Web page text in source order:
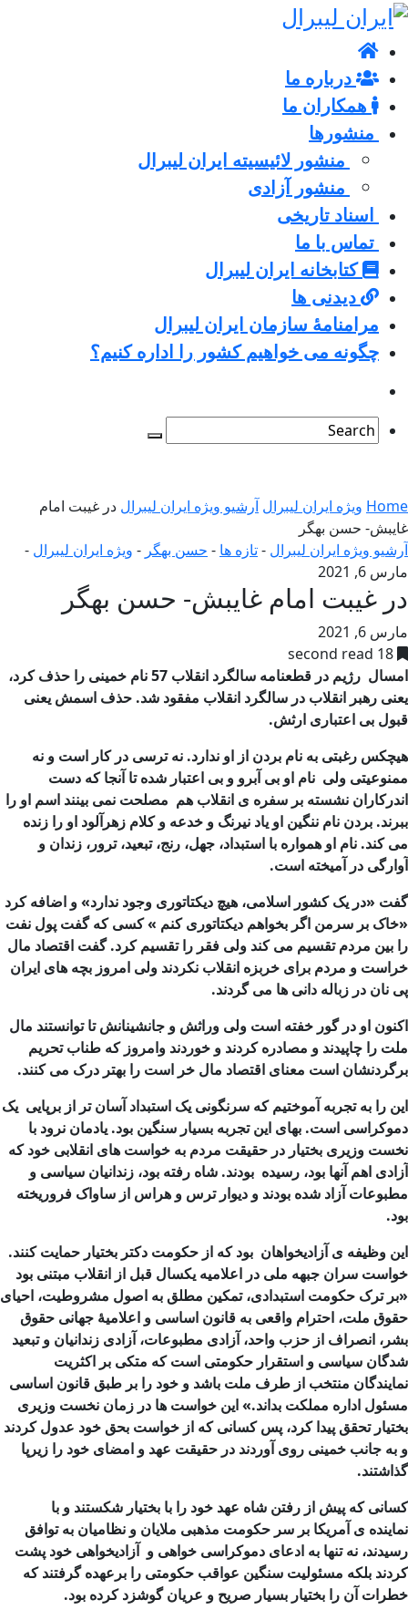
درباره ما
همکاران ما
منشورها
منشور لائیسیته ایران لیبرال
منشور آزادی
اسناد تاریخی
تماس با ما
کتابخانه ایران لیبرال
دیدنی ها
مرامنامۀ سازمان ایران لیبرال
چگونه می خواهیم کشور را اداره کنیم؟
Home ویژه ایران لیبرال آرشیو ویژه ایران لیبرال در غیبت امام
غایبش- حسن بهگر
آرشیو ویژه ایران لیبرال -تازه ها - حسن بهگر - ویژه ایران لیبرال -
مارس 6, 2021
در غیبت امام غایبش- حسن بهگر
مارس 6, 2021
18 second read
امسال رژیم در قطعنامه سالگرد انقلاب 57 نام خمینی را حذف کرد،
یعنی رهبر انقلاب در سالگرد انقلاب مفقود شد. حذف اسمش یعنی
قبول بی اعتباری ارثش.
هیچکس رغبتی به نام بردن از او ندارد. نه ترسی در کار است و نه
ممنوعیتی ولی نام او بی آبرو و بی اعتبار شده تا آنجا که دست
اندرکاران نشسته بر سفره ی انقلاب هم مصلحت نمی بینند اسم او را
ببرند. بردن نام ننگین او یاد نیرنگ و خدعه و کلام زهرآلود او را زنده
می کند. نام او همواره با استبداد، جهل، رنج، تبعید، ترور، زندان و
آوارگی در آمیخته است.
گفت «در یک کشور اسلامی، هیچ دیکتاتوری وجود ندارد» و اضافه کرد
«خاک بر سرمن اگر بخواهم دیکتاتوری کنم » کسی که گفت پول نفت
را بین مردم تقسیم می کند ولی فقر را تقسیم کرد. گفت اقتصاد مال
خراست و مردم برای خربزه انقلاب نکردند ولی امروز بچه های ایران
پی نان در زباله دانی ها می گردند.
اکنون او در گور خفته است ولی وراثش و جانشینانش تا توانستند مال
ملت را چاپیدند و مصادره کردند و خوردند وامروز که طناب تحریم
برگردنشان است معنای اقتصاد مال خر است را بهتر درک می کنند.
این را به تجربه آموختیم که سرنگونی یک استبداد آسان تر از برپایی یک
دموکراسی است. بهای این تجربه بسیار سنگین بود. یادمان نرود با
نخست وزیری بختیار در حقیقت مردم به خواست های انقلابی خود که
آزادی اهم آنها بود، رسیده بودند. شاه رفته بود، زندانیان سیاسی و
مطبوعات آزاد شده بودند و دیوار ترس و هراس از ساواک فروریخته
بود.
این وظیفه ی آزادیخواهان بود که از حکومت دکتر بختیار حمایت کنند.
خواست سران جبهه ملی در اعلامیه یکسال قبل از انقلاب مبتنی بود
«بر ترک حکومت استبدادی، تمکین مطلق به اصول مشروطیت، احیای
حقوق ملت، احترام واقعی به قانون اساسی و اعلامیهٔ جهانی حقوق
بشر، انصراف از حزب واحد، آزادی مطبوعات، آزادی زندانیان و تبعید
شدگان سیاسی و استقرار حکومتی است که متکی بر اکثریت
نمایندگان منتخب از طرف ملت باشد و خود را بر طبق قانون اساسی
مسئول اداره مملکت بداند.» این خواست ها در زمان نخست وزیری
بختیار تحقق پیدا کرد، پس کسانی که از خواست بحق خود عدول کردند
و به جانب خمینی روی آوردند در حقیقت عهد و امضای خود را زیرپا
گذاشتند.
کسانی که پیش از رفتن شاه عهد خود را با بختیار شکستند و با
نماینده ی آمریکا بر سر حکومت مذهبی ملایان و نظامیان به توافق
رسیدند، نه تنها به ادعای دموکراسی خواهی و آزادیخواهی خود پشت
کردند بلکه مسئولیت سنگین عواقب حکومتی را برعهده گرفتند که
خطرات آن را بختیار بسیار صریح و عریان گوشزد کرده بود.